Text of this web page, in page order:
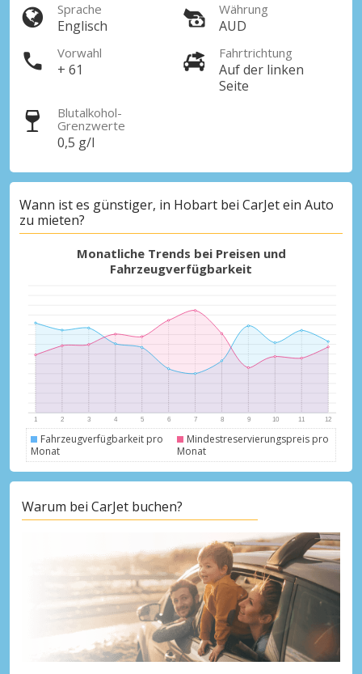
Top-Ersparnisses
Partnerangeboten
Mit eLink anmelden
Sprache
Englisch
Währung
AUD
Vorwahl
+ 61
Fahrtrichtung
Auf der linken
Seite
Blutalkohol-
Grenzwerte
0,5 g/l
Wann ist es günstiger, in Hobart bei CarJet ein Auto
zu mieten?
Monatliche Trends bei Preisen und
Fahrzeugverfügbarkeit
Fahrzeugverfügbarkeit pro
Monat
Mindestreservierungspreis pro
Monat
Warum bei CarJet buchen?